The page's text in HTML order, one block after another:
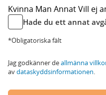
Kvinna Man AnnatVill ej
Hade du ett annat
*Obligatoriska fält
Jag godkänner deallmänna
avdataskyddsinformationen.